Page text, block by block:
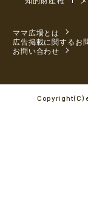
ママ広場とは
広告掲載に関するお
お問い合わせ
Copyright(C)